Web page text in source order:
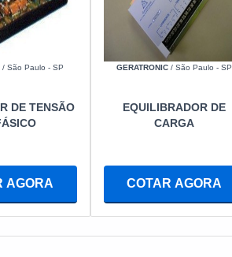
/ São Paulo - SP
DE TENSÃO
AGORA
GERATRONIC/ São Paulo - SP
EQUILIBRADOR DE
CARGA
COTAR AGORA